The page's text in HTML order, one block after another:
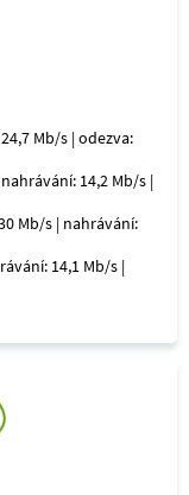
Mb/s | odezva:
14,2 Mb/s |
Mb/s | nahrávání:
14,1 Mb/s |